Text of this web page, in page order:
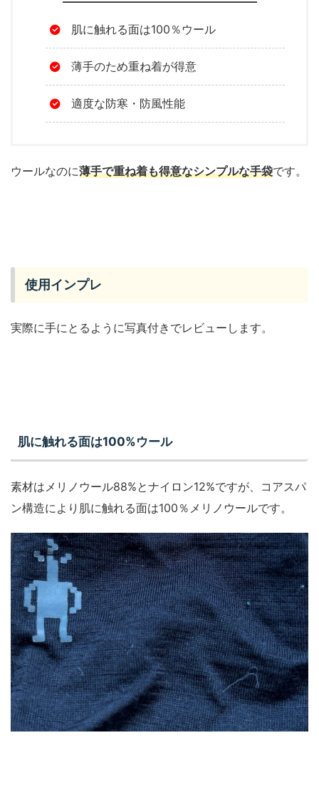
肌に触れる面は100％ウール
薄手のため重ね着が得意
適度な防寒・防風性能
ウールなのに薄手で重ね着も得意なシンプルな手袋です。
使用インプレ
実際に手にとるように写真付きでレビューします。
肌に触れる面は100%ウール
素材はメリノウール88%とナイロン12%ですが、コアスパ
ン構造により肌に触れる面は100％メリノウールです。